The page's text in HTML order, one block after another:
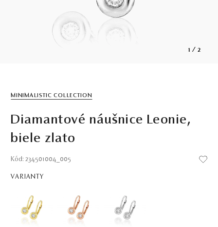
1 / 2
MINIMALISTIC COLLECTION
Diamantové náušnice Leonie,
biele zlato
Kód: 234501004_005
VARIANTY